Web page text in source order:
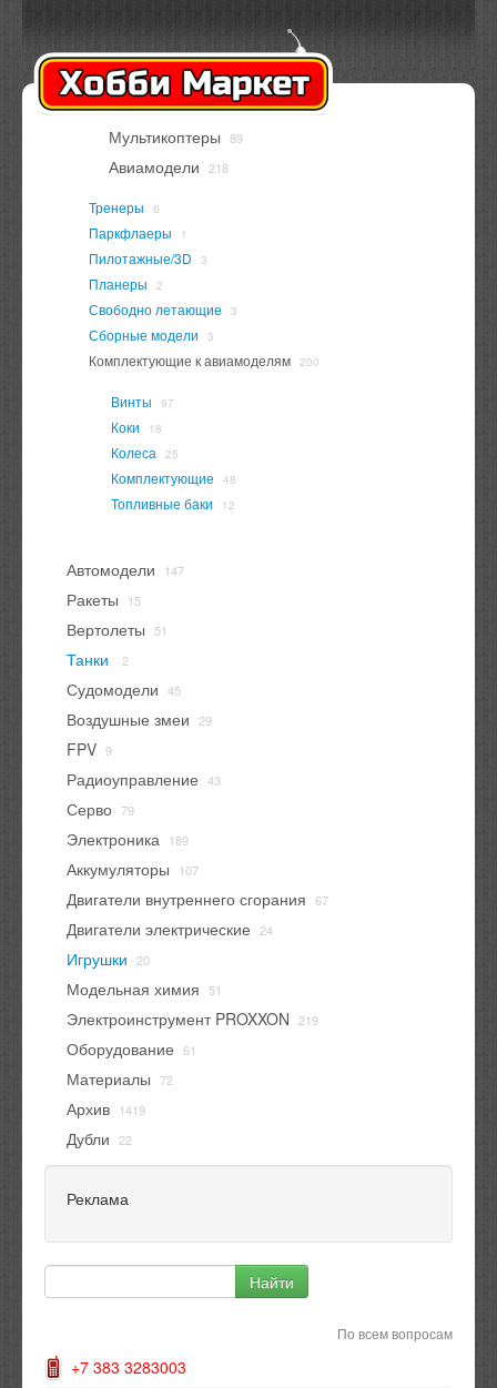
Оплата Доставка
Контакты
Вход
Регистрация
В корзине
Мультикоптеры 89
Авиамодели 218
Тренеры 6
Паркфлаеры 1
Пилотажные/3D 3
Планеры 2
Свободно летающие 3
Сборные модели 3
Комплектующие к авиамоделям 200
Винты 97
Коки 18
Колеса 25
Комплектующие 48
Топливные баки 12
Автомодели 147
Ракеты 15
Вертолеты 51
Танки 2
Судомодели 45
Воздушные змеи 29
FPV 9
Радиоуправление 43
Серво 79
Электроника 189
Аккумуляторы 107
Двигатели внутреннего сгорания 67
Двигатели электрические 24
Игрушки 20
Модельная химия 51
Электроинструмент PROXXON 219
Оборудование 61
Материалы 72
Архив 1419
Дубли 22
Реклама
По всем вопросам
+7 383 3283003